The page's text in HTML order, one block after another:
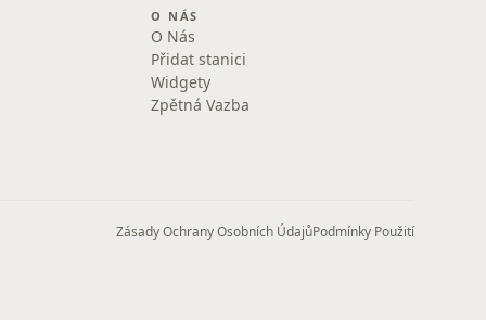
O NÁS
O Nás
Přidat stanici
Widgety
Zpětná Vazba
Zásady Ochrany Osobních ÚdajůPodmínky Použití